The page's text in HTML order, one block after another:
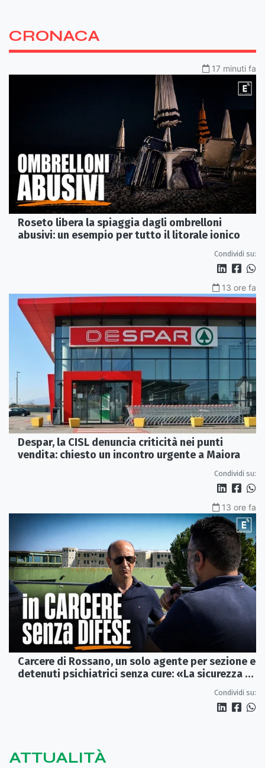
CRONACA
17 minuti fa
Roseto libera la spiaggia dagli ombrelloni
abusivi: un esempio per tutto il litorale ionico
Condividi su:
13 ore fa
Despar, la CISL denuncia criticità nei punti
vendita: chiesto un incontro urgente a Maiora
Condividi su:
13 ore fa
Carcere di Rossano, un solo agente per sezione e
detenuti psichiatrici senza cure: «La sicurezza è
Condividi su:
ATTUALITÀ